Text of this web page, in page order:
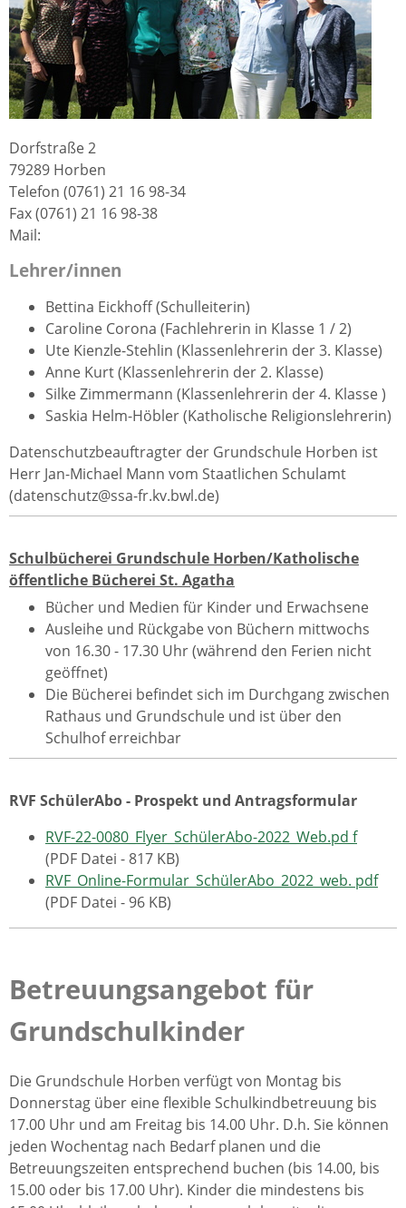
Dorfstraße 2
79289 Horben
Telefon (0761) 21 16 98-34
Fax (0761) 21 16 98-38
Mail:
Lehrer/innen
Bettina Eickhoff (Schulleiterin)
Caroline Corona (Fachlehrerin in Klasse 1 / 2)
Ute Kienzle-Stehlin (Klassenlehrerin der 3. Klasse)
Anne Kurt (Klassenlehrerin der 2. Klasse)
Silke Zimmermann (Klassenlehrerin der 4. Klasse )
Saskia Helm-Höbler (Katholische Religionslehrerin)
Datenschutzbeauftragter der Grundschule Horben ist
Herr Jan-Michael Mann vom Staatlichen Schulamt
(datenschutz@ssa-fr.kv.bwl.de)
Schulbücherei Grundschule Horben/Katholische
öffentliche Bücherei St. Agatha
Bücher und Medien für Kinder und Erwachsene
Ausleihe und Rückgabe von Büchern mittwochs
von 16.30 - 17.30 Uhr (während den Ferien nicht
geöffnet)
Die Bücherei befindet sich im Durchgang zwischen
Rathaus und Grundschule und ist über den
Schulhof erreichbar
RVF SchülerAbo - Prospekt und Antragsformular
RVF-22-0080_Flyer_SchülerAbo-2022_Web.pd f
(PDF Datei - 817 KB)
RVF_Online-Formular_SchülerAbo_2022_web. pdf
(PDF Datei - 96 KB)
Betreuungsangebot für
Grundschulkinder
Die Grundschule Horben verfügt von Montag bis
Donnerstag über eine flexible Schulkindbetreuung bis
17.00 Uhr und am Freitag bis 14.00 Uhr. D.h. Sie können
jeden Wochentag nach Bedarf planen und die
Betreuungszeiten entsprechend buchen (bis 14.00, bis
15.00 oder bis 17.00 Uhr). Kinder die mindestens bis